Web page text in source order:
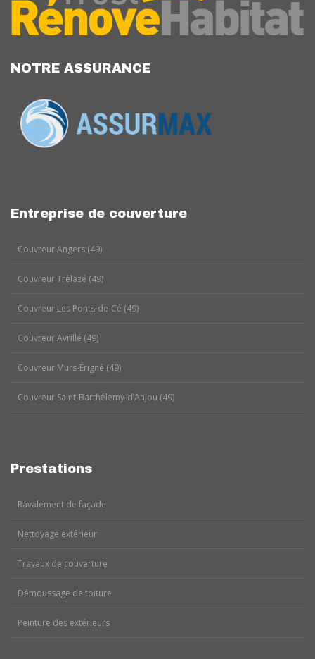
NOTRE ASSURANCE
Entreprise de couverture
Couvreur Angers (49)
Couvreur Trélazé (49)
Couvreur Les Ponts-de-Cé (49)
Couvreur Avrillé (49)
Couvreur Murs-Érigné (49)
Couvreur Saint-Barthélemy-d’Anjou (49)
Prestations
Ravalement de façade
Nettoyage extérieur
Travaux de couverture
Démoussage de toiture
Peinture des extérieurs